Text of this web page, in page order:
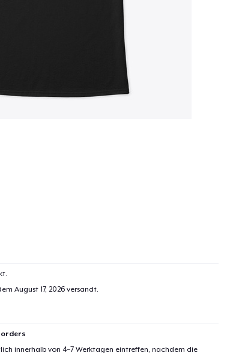
August 17, 2026versandt.
orders
innerhalb von 4–7 Werktagen eintreffen, nachdem die